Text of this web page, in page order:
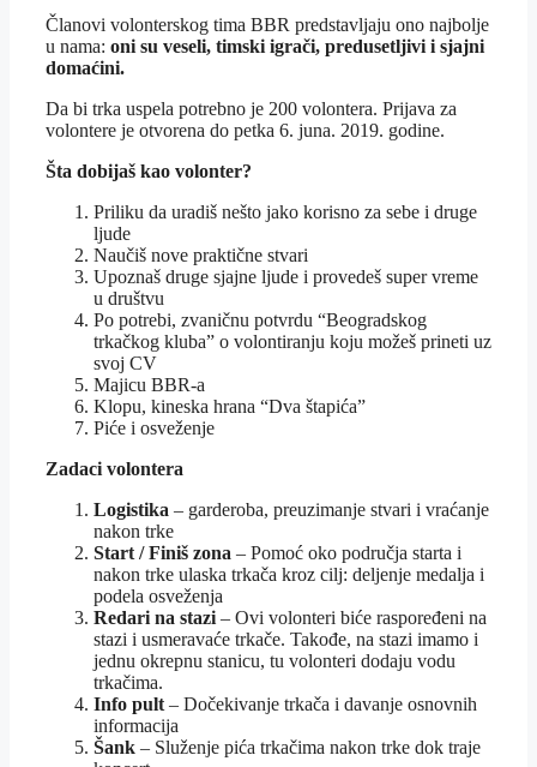
Članovi volonterskog tima BBR predstavljaju ono najbolje
u nama: oni su veseli, timski igrači, predusetljivi i sjajni
domaćini.
Da bi trka uspela potrebno je 200 volontera. Prijava za
volontere je otvorena do petka 6. juna. 2019. godine.
Šta dobijaš kao volonter?
Priliku da uradiš nešto jako korisno za sebe i druge
ljude
Naučiš nove praktične stvari
Upoznaš druge sjajne ljude i provedeš super vreme
u društvu
Po potrebi, zvaničnu potvrdu “Beogradskog
trkačkog kluba” o volontiranju koju možeš prineti uz
svoj CV
Majicu BBR-a
Klopu, kineska hrana “Dva štapića”
Piće i osveženje
Zadaci volontera
Logistika – garderoba, preuzimanje stvari i vraćanje
nakon trke
Start / Finiš zona – Pomoć oko područja starta i
nakon trke ulaska trkača kroz cilj: deljenje medalja i
podela osveženja
Redari na stazi – Ovi volonteri biće raspoređeni na
stazi i usmeravaće trkače. Takođe, na stazi imamo i
jednu okrepnu stanicu, tu volonteri dodaju vodu
trkačima.
Info pult – Dočekivanje trkača i davanje osnovnih
informacija
Šank – Služenje pića trkačima nakon trke dok traje